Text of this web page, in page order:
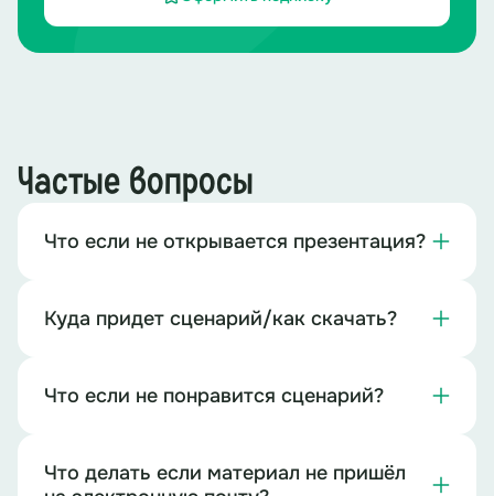
Частые вопросы
Что если не открывается презентация?
Куда придет сценарий/как скачать?
Что если не понравится сценарий?
Что делать если материал не пришёл